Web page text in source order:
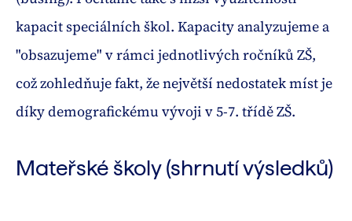
kapacit speciálních škol. Kapacity analyzujeme a
"obsazujeme" v rámci jednotlivých ročníků ZŠ,
což zohledňuje fakt, že největší nedostatek míst je
díky demografickému vývoji v 5-7. třídě ZŠ.
Mateřské školy (shrnutí výsledků)